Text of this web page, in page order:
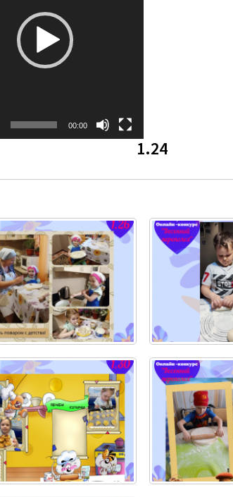
00:00
1.24